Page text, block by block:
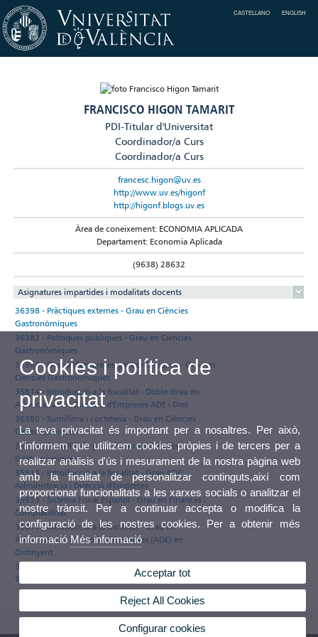
CASTELLANO ENGLISH
FRANCISCO HIGON TAMARIT
PDI-Titular d'Universitat
Coordinador/a Curs
Coordinador/a Curs
francesc.higon@uv.es
http://www.uv.es/higonf
http://higonf.blogs.uv.es
Àrea de coneixement: ECONOMIA APLICADA
Departament: Economia Aplicada
(9638) 28632
Asignatures impartides i modalitats docents
36398 - Pràctiques externes - Grau en Ciències
Gastronòmiques
36382 - Polítiques públiques - Grau en Ciències
Gastronòmiques
36366 - Gestió d'empreses gastronòmiques - Grau en
Ciències Gastronòmiques
35814 - Introducció a la fiscalitat - Doble Grau en
Administració i Direcció d'Empreses ADE i Dret
36380 - Sumilleria i cocteleria - Grau en Ciències
Gastronòmiques
36399 - Treball fi de grau - Grau en Ciències
Gastronòmiques
35814 - Introducció a la fiscalitat - Grau ADE:
Administració i Direcció d'Empreses
35939 - Sistema Fiscal Español - Grau en Finances i
Comptabilitat
35814 - Introducció a la fiscalitat - Grau en
Administració i Direcció d'Empreses (ADE) en
Ontinyent
35814 - Introducció a la fiscalitat - Doble Grau en
Turisme i ADE
Cookies i política de
privacitat
La teva privacitat és important per a nosaltres. Per això,
t'informem que utilitzem cookies pròpies i de tercers per a
realitzar anàlisis d'ús i mesurament de la nostra pàgina web
amb la finalitat de personalitzar continguts,així com
proporcionar funcionalitats a les xarxes socials o analitzar el
nostre trànsit. Per a continuar accepta o modifica la
configuració de les nostres cookies. Per a obtenir més
informació Més informació
Acceptar tot
Reject All Cookies
Configurar cookies